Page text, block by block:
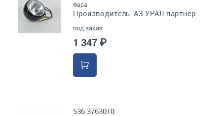
Фара
Производитель: АЗ УРАЛ партнер
под заказ
1 347 ₽
536.3763010